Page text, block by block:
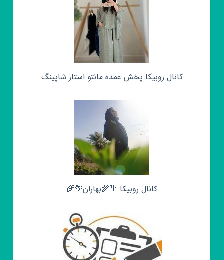
کانال روبیکا پخش عمده مانتو استار شاپینگ
کانال روبیکا 🌴🌾بهاران🌴🌾